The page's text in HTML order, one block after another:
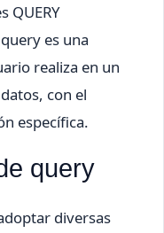
QUERY
es una
realiza en un
con el
específica.
query
diversas